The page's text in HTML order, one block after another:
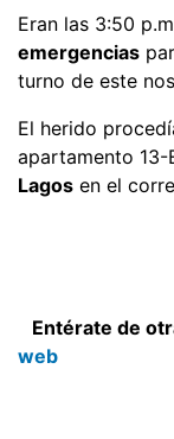
Eran las 3:50
emergencias
turno de este
El herido
apartamento 13-
Lagos en el
Entérate de
web